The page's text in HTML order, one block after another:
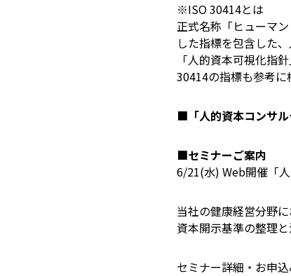
※ISO 30414とは
正式名称「ヒューマ
した指標を包含した
「人的資本可視化指
30414の指標も参考に
■ 「人的資本コンサ
■セミナーご案内
6/21(水) Web開催「
当社の健康経営分野
資本開示基準の整理
セミナー詳細・お申